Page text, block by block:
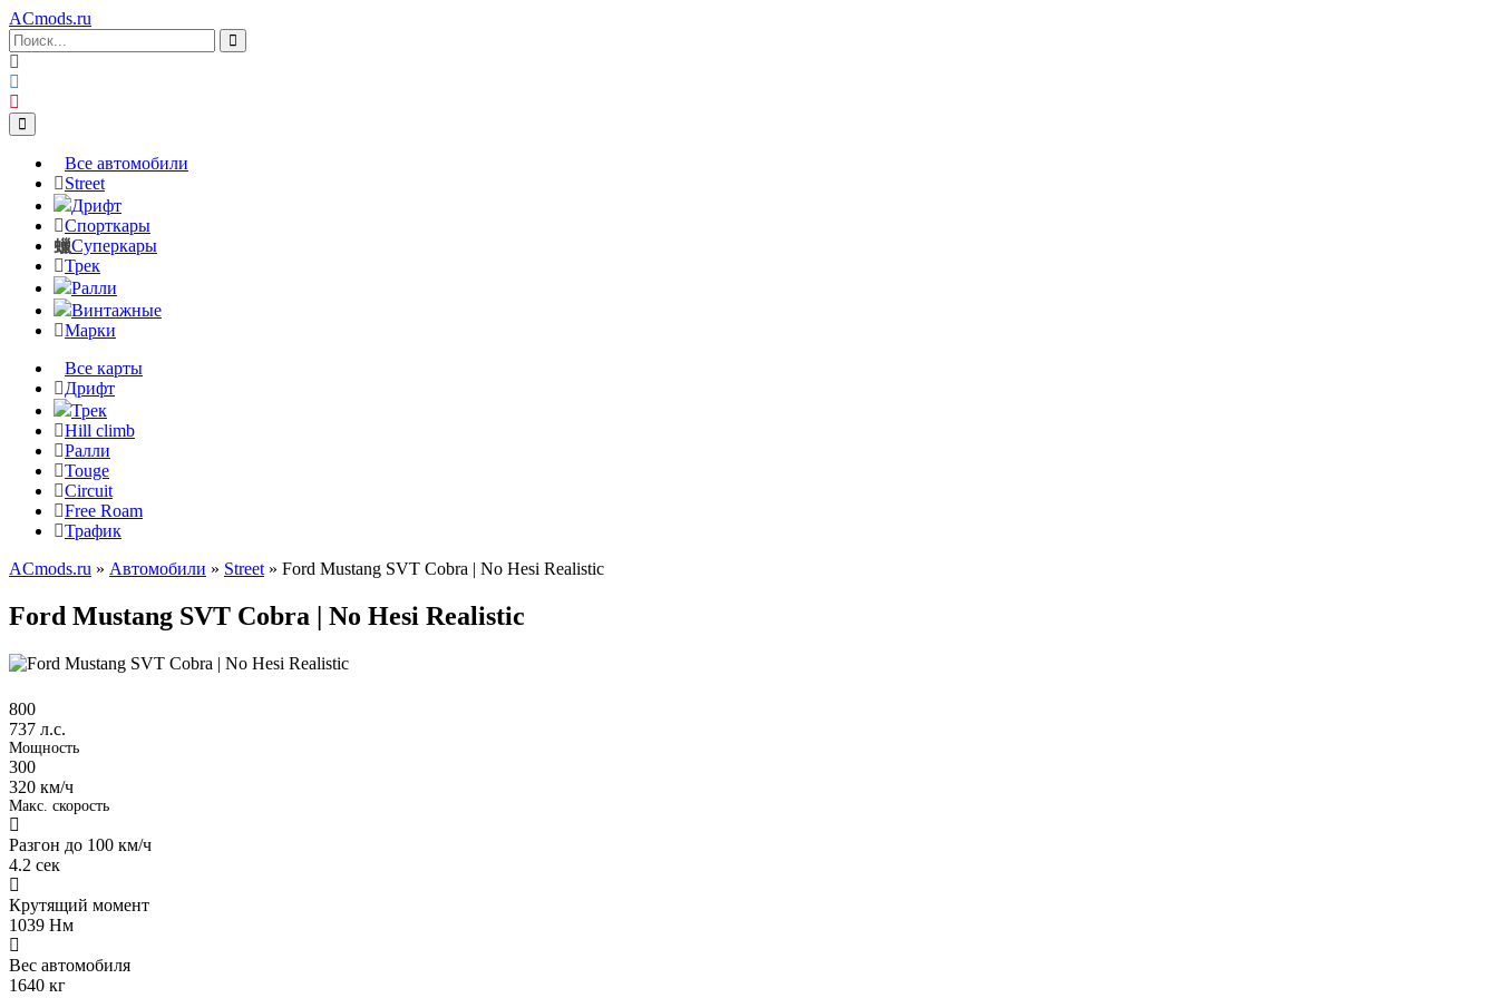
ACmods.ru
Все автомобили
Street
Дрифт
Спорткары
Суперкары
Трек
Ралли
Винтажные
Марки
Все карты
Дрифт
Трек
Hill climb
Ралли
Touge
Circuit
Free Roam
Трафик
ACmods.ru » Автомобили » Street » Ford Mustang SVT Cobra | No Hesi Realistic
Ford Mustang SVT Cobra | No Hesi Realistic
800
737 л.с.
Мощность
300
320 км/ч
Макс. скорость
Разгон до 100 км/ч
4.2 сек
Крутящий момент
1039 Нм
Вес автомобиля
1640 кг